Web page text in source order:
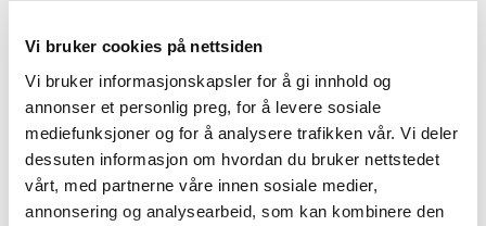
Vi bruker cookies på nettsiden
Vi bruker informasjonskapsler for å gi innhold og
annonser et personlig preg, for å levere sosiale
mediefunksjoner og for å analysere trafikken vår. Vi deler
dessuten informasjon om hvordan du bruker nettstedet
vårt, med partnerne våre innen sosiale medier,
annonsering og analysearbeid, som kan kombinere den
Relaterte produkter